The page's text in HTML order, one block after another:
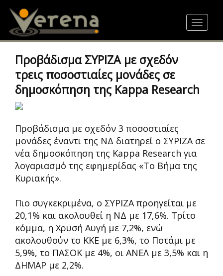
content
Toggle
Προβάδισμα ΣΥΡΙΖΑ με σχεδόν
τρεις ποσοστιαίες μονάδες σε
δημοσκόπηση της Kappa Research
Προβάδισμα με σχεδόν 3 ποσοστιαίες
μονάδες έναντι της ΝΔ διατηρεί ο ΣΥΡΙΖΑ σε
νέα δημοσκόπηση της Kappa Research για
λογαριασμό της εφημερίδας «Το Βήμα της
Κυριακής».
Πιο συγκεκριμένα, ο ΣΥΡΙΖΑ προηγείται με
20,1% και ακολουθεί η ΝΔ με 17,6%. Τρίτο
κόμμα, η Χρυσή Αυγή με 7,2%, ενώ
ακολουθούν το ΚΚΕ με 6,3%, το Ποτάμι με
5,9%, το ΠΑΣΟΚ με 4%, οι ΑΝΕΛ με 3,5% και η
ΔΗΜΑΡ με 2,2%.